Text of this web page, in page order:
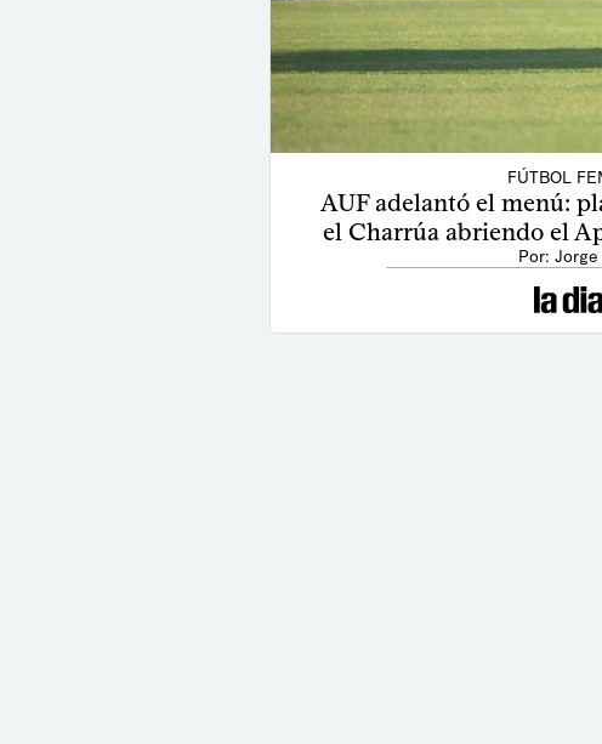
FÚTBOL
AUF adelantó el menú:
el Charrúa abriendo el
Por: Jorge